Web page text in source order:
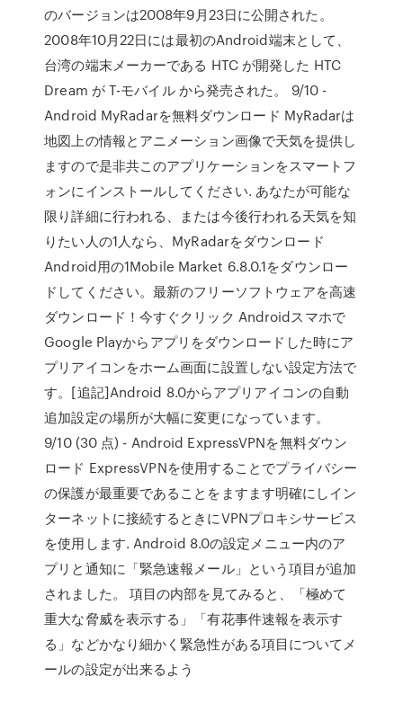
のバージョンは2008年9月23日に公開された。
2008年10月22日には最初のAndroid端末として、
台湾の端末メーカーである HTC が開発した HTC
Dream が T-モバイル から発売された。 9/10 -
Android MyRadarを無料ダウンロード MyRadarは
地図上の情報とアニメーション画像で天気を提供し
ますので是非共このアプリケーションをスマートフ
ォンにインストールしてください. あなたが可能な
限り詳細に行われる、または今後行われる天気を知
りたい人の1人なら、MyRadarをダウンロード
Android用の1Mobile Market 6.8.0.1をダウンロー
ドしてください。最新のフリーソフトウェアを高速
ダウンロード！今すぐクリック Androidスマホで
Google Playからアプリをダウンロードした時にア
プリアイコンをホーム画面に設置しない設定方法で
す。[追記]Android 8.0からアプリアイコンの自動
追加設定の場所が大幅に変更になっています。
9/10 (30 点) - Android ExpressVPNを無料ダウン
ロード ExpressVPNを使用することでプライバシー
の保護が最重要であることをますます明確にしイン
ターネットに接続するときにVPNプロキシサービス
を使用します. Android 8.0の設定メニュー内のア
プリと通知に「緊急速報メール」という項目が追加
されました。 項目の内部を見てみると、「極めて
重大な脅威を表示する」「有花事件速報を表示す
る」などかなり細かく緊急性がある項目についてメ
ールの設定が出来るよう